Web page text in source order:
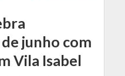
junho com
Vila Isabel